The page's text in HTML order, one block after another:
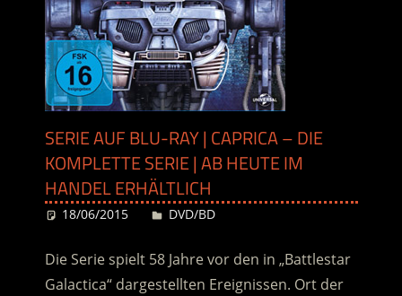
SERIE AUF BLU-RAY | CAPRICA – DIE
KOMPLETTE SERIE | AB HEUTE IM
HANDEL ERHÄLTLICH
18/06/2015 Desiree
DVD/BD
Die Serie spielt 58 Jahre vor den in „Battlestar
Galactica“ dargestellten Ereignissen. Ort der